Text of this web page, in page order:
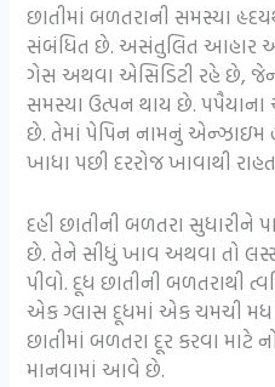
છાતીમાં બળતરાની સમસ્યા
સંબંધિત છે. અસંતુલિત આહાર
ગેસ અથવા એસિડિટી રહે છે,
સમસ્યા ઉત્પન થાય છે.
છે. તેમાં પેપિન નામનું
ખાધા પછી દરરોજ ખાવાથી
દહી છાતીની બળતરા સુધારીને
છે. તેને સીધું ખાવ અથવા તો
પીવો. દૂધ છાતીની બળતરાથી
એક ગ્લાસ દૂધમાં એક ચમચી
છાતીમાં બળતરા દૂર કરવા માટે
માનવામાં આવે છે.